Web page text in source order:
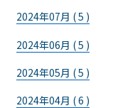
2024年07月 ( 5 )
2024年06月 ( 5 )
2024年05月 ( 5 )
2024年04月 ( 6 )